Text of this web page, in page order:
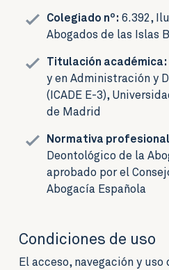
Colegiado nº: 6.392,
Abogados de las Islas
Titulación académica:
y en Administración y
(ICADE E-3),
de Madrid
Normativa
Deontológico de la
aprobado por el
Abogacía Española
Condiciones de uso
El acceso, navegación y